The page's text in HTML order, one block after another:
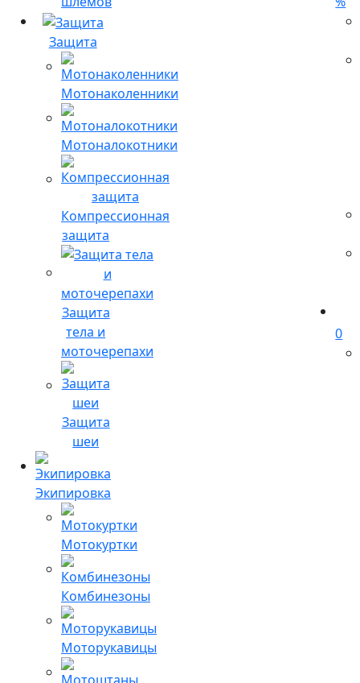
Защита
Мотонаколенники
Мотоналокотники
Компрессионная
защита
Защита
тела и
моточерепахи
Защита
шеи
Экипировка
Мотокуртки
Комбинезоны
Моторукавицы
0